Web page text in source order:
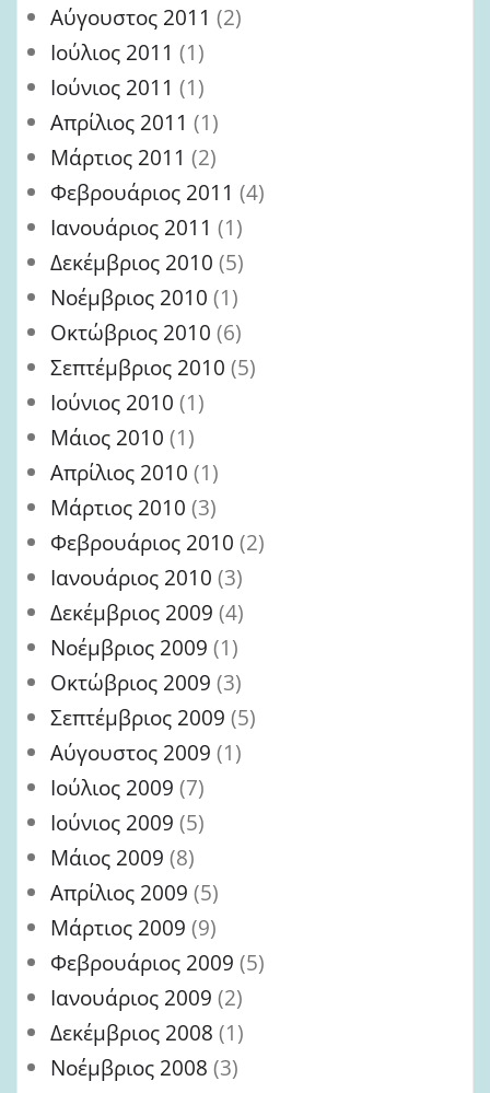
Αύγουστος 2011 (2)
Ιούλιος 2011 (1)
Ιούνιος 2011 (1)
Απρίλιος 2011 (1)
Μάρτιος 2011 (2)
Φεβρουάριος 2011 (4)
Ιανουάριος 2011 (1)
Δεκέμβριος 2010 (5)
Νοέμβριος 2010 (1)
Οκτώβριος 2010 (6)
Σεπτέμβριος 2010 (5)
Ιούνιος 2010 (1)
Μάιος 2010 (1)
Απρίλιος 2010 (1)
Μάρτιος 2010 (3)
Φεβρουάριος 2010 (2)
Ιανουάριος 2010 (3)
Δεκέμβριος 2009 (4)
Νοέμβριος 2009 (1)
Οκτώβριος 2009 (3)
Σεπτέμβριος 2009 (5)
Αύγουστος 2009 (1)
Ιούλιος 2009 (7)
Ιούνιος 2009 (5)
Μάιος 2009 (8)
Απρίλιος 2009 (5)
Μάρτιος 2009 (9)
Φεβρουάριος 2009 (5)
Ιανουάριος 2009 (2)
Δεκέμβριος 2008 (1)
Νοέμβριος 2008 (3)